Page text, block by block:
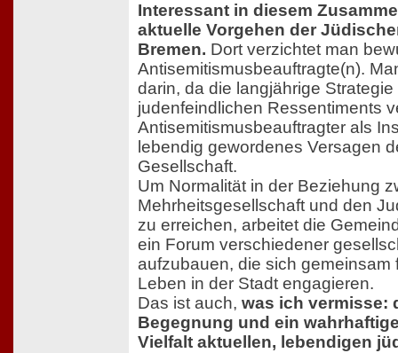
Interessant in diesem
aktuelle Vorgehen der
Bremen. Dort verzichtet man
Antisemitismusbeauftragte(n).
darin, da die langjährige
judenfeindlichen Ressentiments
Antisemitismusbeauftragter als
lebendig gewordenes Versagen
Gesellschaft.
Um Normalität in der Beziehung
Mehrheitsgesellschaft und den
zu erreichen, arbeitet die
ein Forum verschiedener
aufzubauen, die sich gemeinsam
Leben in der Stadt engagieren.
Das ist auch, was ich vermisse:
Begegnung und ein
Vielfalt aktuellen, lebendigen